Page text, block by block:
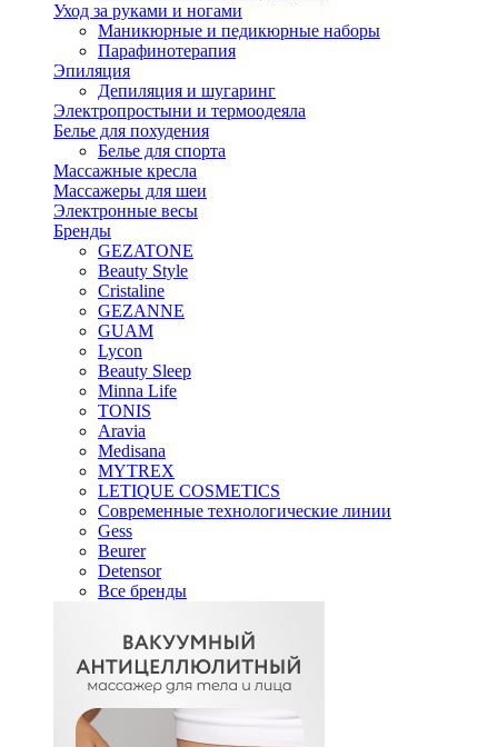
Уход за руками и ногами
Маникюрные и педикюрные наборы
Парафинотерапия
Эпиляция
Депиляция и шугаринг
Электропростыни и термоодеяла
Белье для похудения
Белье для спорта
Массажные кресла
Массажеры для шеи
Электронные весы
Бренды
GEZATONE
Beauty Style
Cristaline
GEZANNE
GUAM
Lycon
Beauty Sleep
Minna Life
TONIS
Aravia
Medisana
MYTREX
LETIQUE COSMETICS
Современные технологические линии
Gess
Beurer
Detensor
Все бренды